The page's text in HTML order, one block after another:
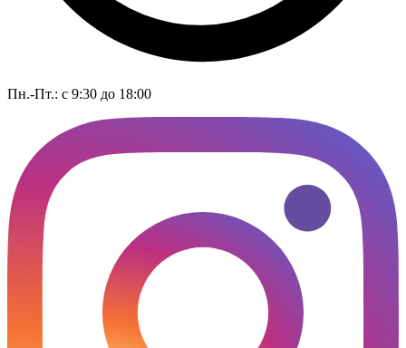
Пн.-Пт.: с 9:30 до 18:00